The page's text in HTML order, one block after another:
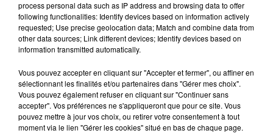
process personal data such as IP address and browsing data to offer
following functionalities: Identify devices based on information actively
requested; Use precise geolocation data; Match and combine data from
other data sources; Link different devices; Identify devices based on
information transmitted automatically.
Vous pouvez accepter en cliquant sur "Accepter et fermer", ou affiner en
sélectionnant les finalités et/ou partenaires dans "Gérer mes choix".
Vous pouvez également refuser en cliquant sur "Continuer sans
accepter". Vos préférences ne s'appliqueront que pour ce site. Vous
pouvez mettre à jour vos choix, ou retirer votre consentement à tout
moment via le lien "Gérer les cookies" situé en bas de chaque page.